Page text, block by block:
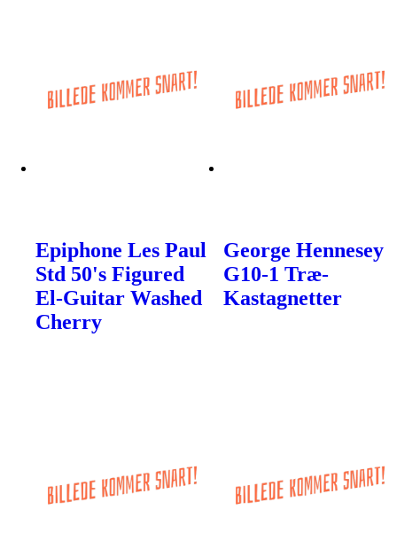
Epiphone Les Paul
Std 50's Figured
El-Guitar Washed
Cherry
George Hennesey
G10-1 Træ-
Kastagnetter